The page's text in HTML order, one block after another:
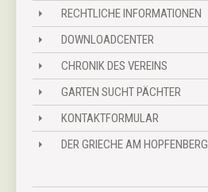
⏵ RECHTLICHE INFORMATIONEN
⏵ DOWNLOADCENTER
⏵ CHRONIK DES VEREINS
⏵ GARTEN SUCHT PÄCHTER
⏵ KONTAKTFORMULAR
⏵ DER GRIECHE AM HOPFENBERG